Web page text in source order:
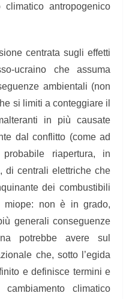
antropogenico
centrata sugli effetti
ucraino che assuma
ambientali (non
si limiti a conteggiare il
in più causate
dal conflitto (come ad
riapertura, in
di centrali elettriche che
dei combustibili
miope: non è in grado,
generali conseguenze
potrebbe avere sul
che, sotto l’egida
e definisce termini e
climatico